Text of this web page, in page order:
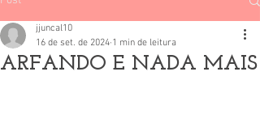
ARFANDO E NADA MAIS
jjuncal10
16 de set. de 2024 1 min de leitura